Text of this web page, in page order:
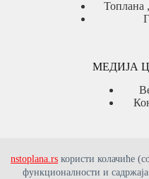
nstoplana.rs користи колачиће
функционалности и
Топлана
МЕДИЈА
Јавне